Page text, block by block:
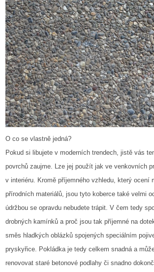
O co se vlastně jedná?
Pokud si libujete v moderních trendech, jistě vás
povrchů zaujme. Lze jej použít jak ve venkovních
v interiéru. Kromě příjemného vzhledu, který ocení
přírodních materiálů, jsou tyto koberce také velmi
údržbou se opravdu nebudete trápit. V čem tedy
drobných kamínků a proč jsou tak příjemné na
směs hladkých oblázků spojených speciálním
pryskyřice. Pokládka je tedy celkem snadná a
renovovat staré betonové podlahy či snadno